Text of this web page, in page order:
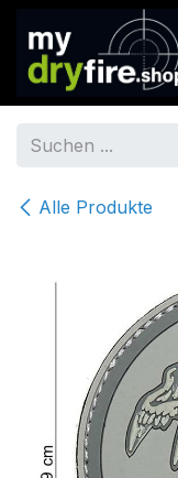
Alle Produkte